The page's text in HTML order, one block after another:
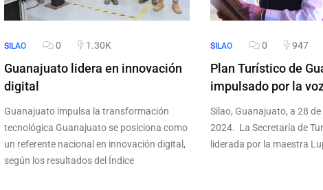
SILAO 0 1.30K
Guanajuato lidera en innovación
digital
Guanajuato impulsa la transformación
tecnológica Guanajuato se posiciona como
un referente nacional en innovación digital,
según los resultados del Índice
SILAO 0 947
Plan Turístico de
impulsado por la
Silao, Guanajuato, a 28 de
2024. La Secretaría de
liderada por la maestra